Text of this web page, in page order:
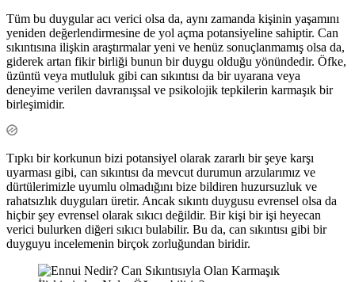
Tüm bu duygular acı verici olsa da, aynı zamanda kişinin yaşamını
yeniden değerlendirmesine de yol açma potansiyeline sahiptir. Can
sıkıntısına ilişkin araştırmalar yeni ve henüz sonuçlanmamış olsa da,
giderek artan fikir birliği bunun bir duygu olduğu yönündedir. Öfke,
üzüntü veya mutluluk gibi can sıkıntısı da bir uyarana veya
deneyime verilen davranışsal ve psikolojik tepkilerin karmaşık bir
birleşimidir.
Tıpkı bir korkunun bizi potansiyel olarak zararlı bir şeye karşı
uyarması gibi, can sıkıntısı da mevcut durumun arzularımız ve
dürtülerimizle uyumlu olmadığını bize bildiren huzursuzluk ve
rahatsızlık duyguları üretir. Ancak sıkıntı duygusu evrensel olsa da
hiçbir şey evrensel olarak sıkıcı değildir. Bir kişi bir işi heyecan
verici bulurken diğeri sıkıcı bulabilir. Bu da, can sıkıntısı gibi bir
duyguyu incelemenin birçok zorluğundan biridir.